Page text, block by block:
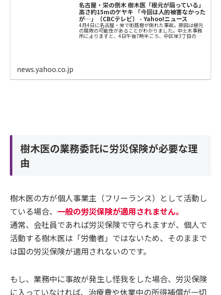
名古屋・栄の倒木 樹木医「根元が腐っている」
高さ約15mのケヤキ 「今回は人的被害なかった
が…」（CBCテレビ） - Yahoo!ニュース
4月4日に名古屋・栄で街路樹が倒れた事故。原因は根元
の腐敗の可能性があることがわかりました。中土木事務
所によりますと、4日午後7時半ごろ、中区栄3丁目の松坂
news.yahoo.co.jp
樹木医の業務委託に労災保険が必要な理
由
樹木医の方が個人事業主（フリーランス）として活動し
ている場合、 一般の労災保険が適用されません。
通常、会社員であれば労災保険で守られますが、個人で
活動する樹木医は「労働者」ではないため、そのままで
は国の労災保険が適用されないのです。
もし、業務中に事故が発生し怪我をした場合、労災保険
に入っていなければ、治療費や休業中の所得補償が一切